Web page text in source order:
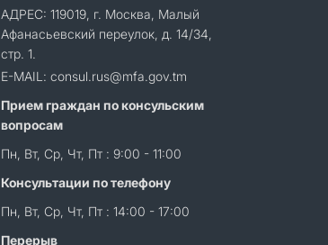
АДРЕС: 119019, г. Москва, Малый
Афанасьевский переулок, д. 14/34,
стр. 1.
E-MAIL: consul.rus@mfa.gov.tm
Прием граждан по консульским
вопросам
Пн, Вт, Ср, Чт, Пт : 9:00 - 11:00
Консультации по телефону
Пн, Вт, Ср, Чт, Пт : 14:00 - 17:00
Перерыв